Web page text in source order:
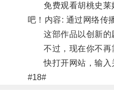
免费观看胡桃史莱姆
吧！内容: 通过网络传
这部作品以创新的剧
不过，现在你不再需
快打开网站，输入关
#18#